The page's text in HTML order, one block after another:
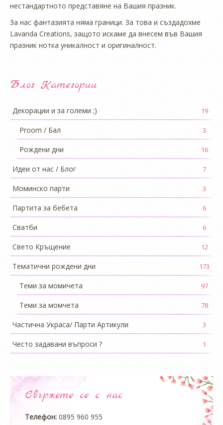
нестандартното представяне на Вашия празник.
За нас фантазията няма граници. За това и създадохме
Lavanda Creations, защото искаме да внесем във Вашия
празник нотка уникалност и оригиналност.
Блог Категории
Декорации и за големи ;) 19
Proom / Бал 3
Рождени дни 16
Идеи от нас / Блог 7
Моминско парти 3
Партита за бебета 6
Сватби 6
Свето Кръщение 12
Тематични рождени дни 173
Теми за момичета 97
Теми за момчета 78
Частична Украса/ Парти Артикули 3
Често задавани въпроси ? 1
Свържете се с нас
Телефон: 0895 960 955